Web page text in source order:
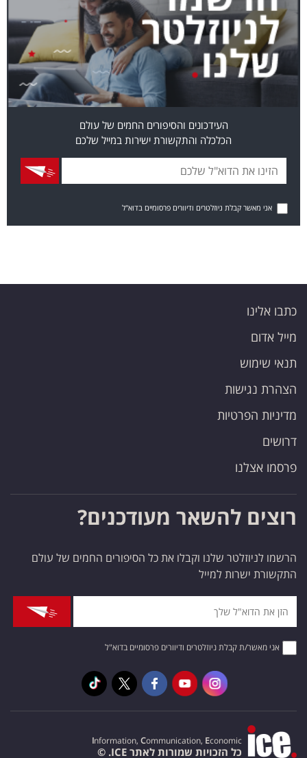
העידכונים והסיפורים החמים של עולם
הכלכלה והתקשורת ישירות במייל שלכם
אני מאשר קבלת ניוזלטרים ודיוורים פרסומיים בדוא"ל
כתבו אלינו
מייל אדום
תנאי שימוש
הצהרת נגישות
מדיניות הפרטיות
דרושים
פרסמו אצלנו
רוצים להשאר מעודכנים?
הרשמו לניוזלטר שלנו וקבלו את כל הסיפורים החמים של עולם
התקשורת ישרות למייל
אני מאשר/ת קבלת ניוזלטרים ודיוורים פרסומיים בדוא"ל
Information, Communication, Economic
כל הזכויות שמורות לאתר ICE. ©